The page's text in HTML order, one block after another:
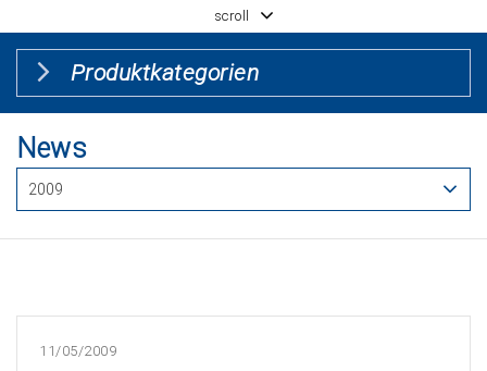
scroll
Produktkategorien
News
11/05/2009